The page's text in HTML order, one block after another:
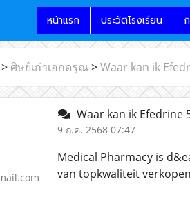
หน้าแรก ประวัติโรงเรียน
> ศิษย์เก่าเอกดรุณ >Waar kan ik
Waar kan ik Efedrine
9 ก.ค. 2568 07:47
Medical Pharmacy is
van topkwaliteit